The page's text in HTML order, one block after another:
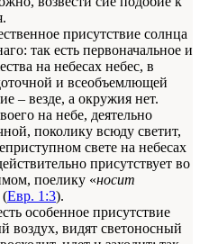
присутствие солнца
так есть первоначальное и
на небесах небес, в
и всеобъемлющей
– везде, а окружия нет.
на небе, деятельно
поколику всюду светит,
свете на небесах
присутствует во
пoелику «носит
(Евр. 1:3).
особенное присутствие
воздух, видят светоносный